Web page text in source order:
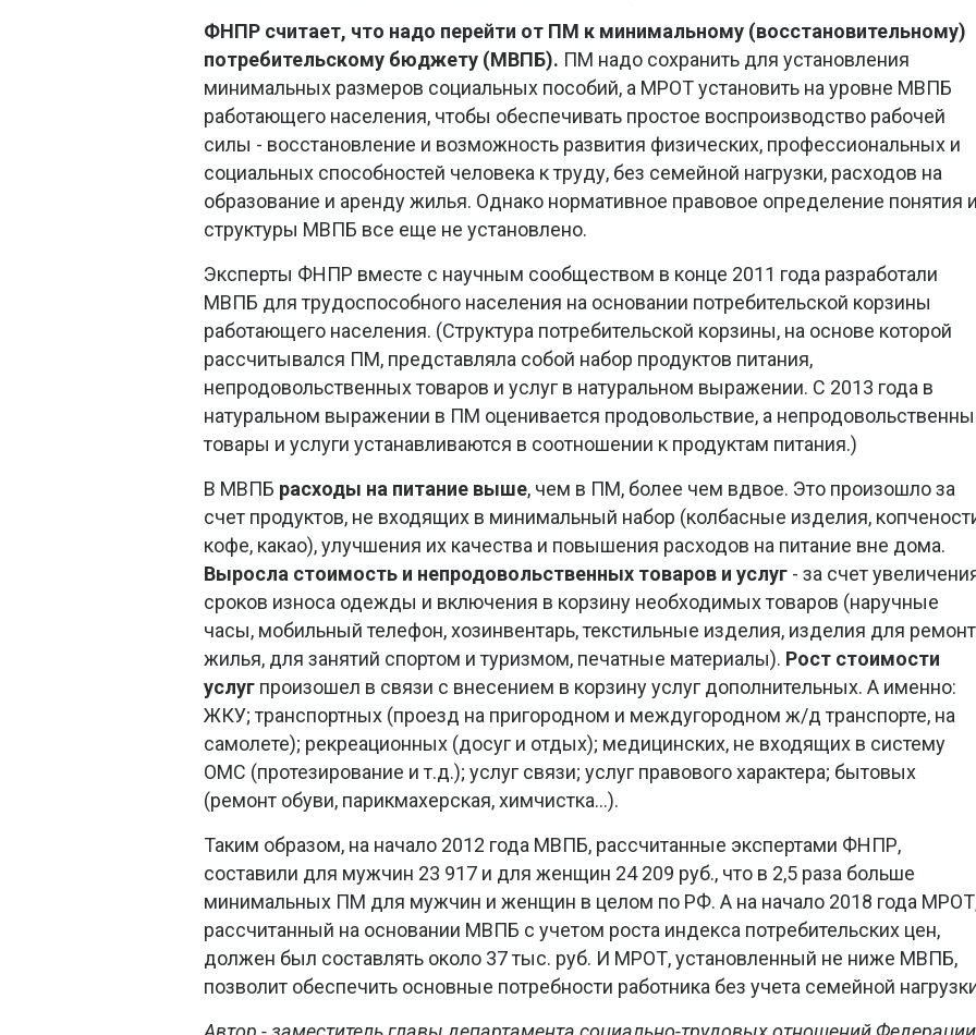
ФНПР считает, что надо перейти от ПМ к минимальному (восстановительному)
потребительскому бюджету (МВПБ). ПМ надо сохранить для установления
минимальных размеров социальных пособий, а МРОТ установить на уровне МВПБ
работающего населения, чтобы обеспечивать простое воспроизводство рабочей
силы - восстановление и возможность развития физических, профессиональных и
социальных способностей человека к труду, без семейной нагрузки, расходов на
образование и аренду жилья. Однако нормативное правовое определение понятия
структуры МВПБ все еще не установлено.
Эксперты ФНПР вместе с научным сообществом в конце 2011 года разработали
МВПБ для трудоспособного населения на основании потребительской корзины
работающего населения. (Структура потребительской корзины, на основе которой
рассчитывался ПМ, представляла собой набор продуктов питания,
непродовольственных товаров и услуг в натуральном выражении. С 2013 года в
натуральном выражении в ПМ оценивается продовольствие, а
товары и услуги устанавливаются в соотношении к продуктам питания.)
В МВПБ расходы на питание выше, чем в ПМ, более чем вдвое. Это произошло за
счет продуктов, не входящих в минимальный набор (колбасные изделия,
кофе, какао), улучшения их качества и повышения расходов на питание вне дома.
Выросла стоимость и непродовольственных товаров и услуг - за счет
сроков износа одежды и включения в корзину необходимых товаров (наручные
часы, мобильный телефон, хозинвентарь, текстильные изделия, изделия для
жилья, для занятий спортом и туризмом, печатные материалы). Рост стоимости
услуг произошел в связи с внесением в корзину услуг дополнительных. А именно:
ЖКУ; транспортных (проезд на пригородном и междугородном ж/д транспорте, на
самолете); рекреационных (досуг и отдых); медицинских, не входящих в систему
ОМС (протезирование и т.д.); услуг связи; услуг правового характера; бытовых
(ремонт обуви, парикмахерская, химчистка…).
Таким образом, на начало 2012 года МВПБ, рассчитанные экспертами ФНПР,
составили для мужчин 23 917 и для женщин 24 209 руб., что в 2,5 раза больше
минимальных ПМ для мужчин и женщин в целом по РФ. А на начало 2018 года
рассчитанный на основании МВПБ с учетом роста индекса потребительских цен,
должен был составлять около 37 тыс. руб. И МРОТ, установленный не ниже МВПБ,
позволит обеспечить основные потребности работника без учета семейной